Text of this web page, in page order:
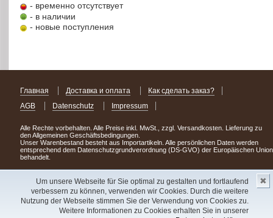
Um unsere Webseite für Sie optimal zu gestalten und fortlaufend
verbessern zu können, verwenden wir Cookies. Durch die weitere
Nutzung der Webseite stimmen Sie der Verwendung von Cookies zu.
Weitere Informationen zu Cookies erhalten Sie in unserer
✖
- временно отсутствует
- в наличии
- новые поступления
Главная Доставка и оплата
Как сделать заказ?
AGB
Datenschutz Impressum
Alle Rechte vorbehalten. Alle Preise inkl. MwSt., zzgl. Versandkosten. Lieferung zu
den Allgemeinen Geschäftsbedingungen.
Unser Warenbestand besteht aus Importartikeln. Alle persönlichen Daten werden
entsprechend dem Datenschutzgrundverordnung (DS-GVO) der Europäischen Union
behandelt.
Сделав заказ сегодня, уже через день или два Вы можете стать обладателем
НОВИНКИ из Германии! Удачного поиска!
Copyright 2003 - 2023 © Express-Kniga
V.A.Vorobiev